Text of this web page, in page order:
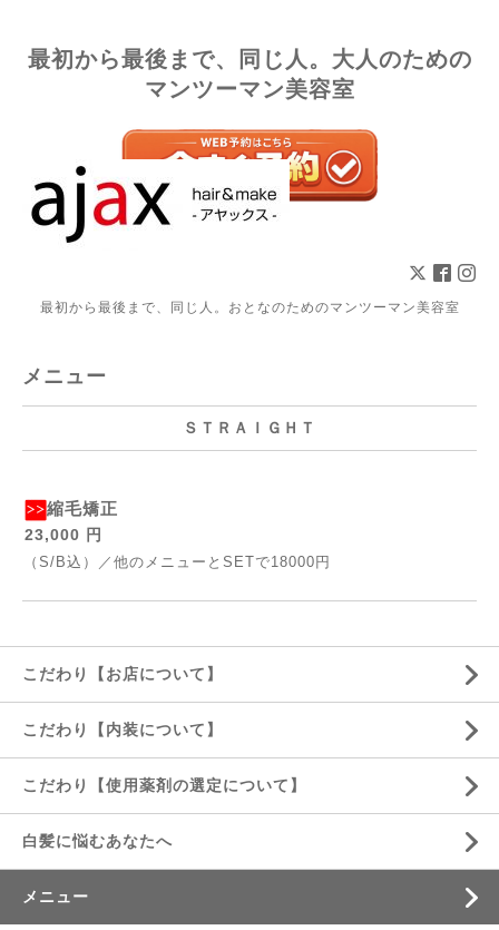
最初から最後まで、同じ人。大人のための
マンツーマン美容室
最初から最後まで、同じ人。おとなのためのマンツーマン美容室
メニュー
ＳＴＲＡＩＧＨＴ
縮毛矯正
23,000 円
（S/B込）／他のメニューとSETで18000円
こだわり【お店について】
こだわり【内装について】
こだわり【使用薬剤の選定について】
白髪に悩むあなたへ
メニュー